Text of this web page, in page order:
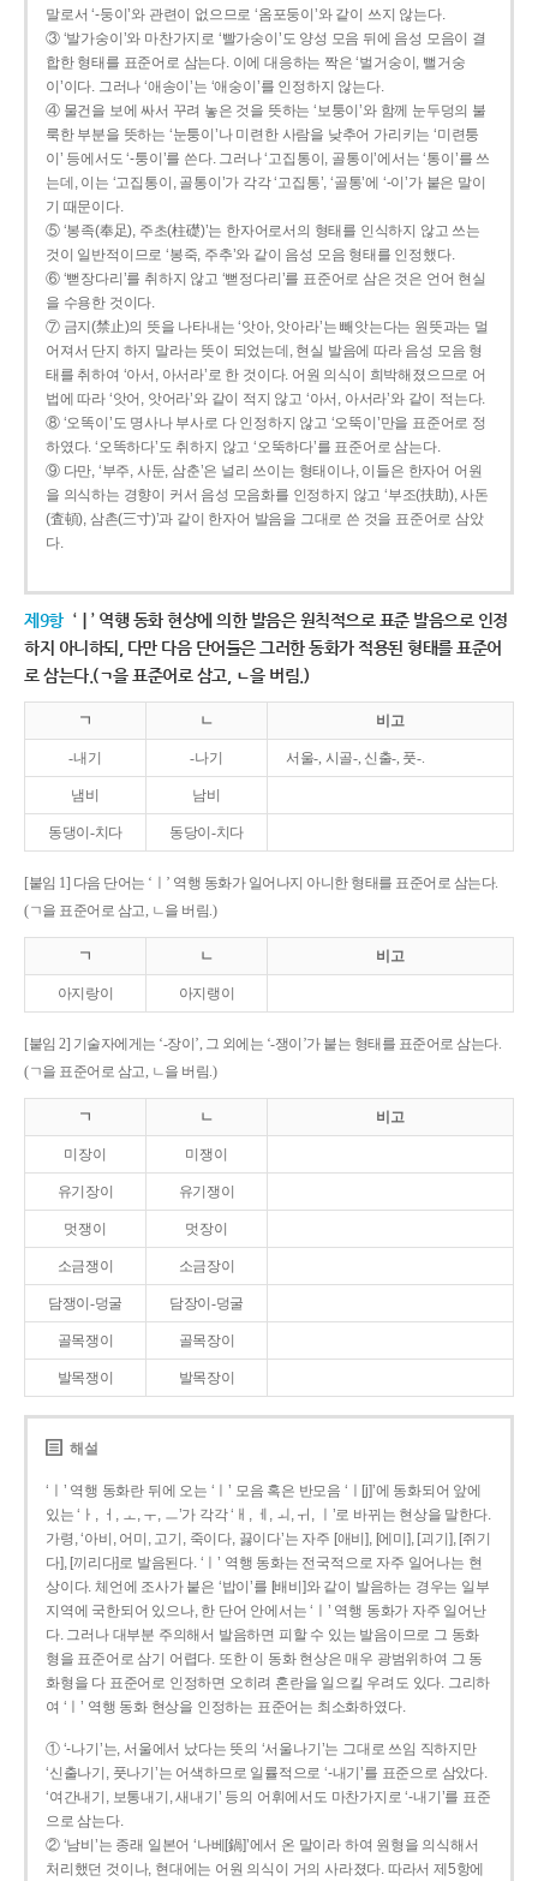
말로서 ‘-둥이’와 관련이 없으므로 ‘옴포둥이’와 같이 쓰지 않는다.
③ ‘발가숭이’와 마찬가지로 ‘빨가숭이’도 양성 모음 뒤에 음성 모음이 결
합한 형태를 표준어로 삼는다. 이에 대응하는 짝은 ‘벌거숭이, 뻘거숭
이’이다. 그러나 ‘애송이’는 ‘애숭이’를 인정하지 않는다.
④ 물건을 보에 싸서 꾸려 놓은 것을 뜻하는 ‘보퉁이’와 함께 눈두덩의 불
룩한 부분을 뜻하는 ‘눈퉁이’나 미련한 사람을 낮추어 가리키는 ‘미련퉁
이’ 등에서도 ‘-퉁이’를 쓴다. 그러나 ‘고집통이, 골통이’에서는 ‘통이’를 쓰
는데, 이는 ‘고집통이, 골통이’가 각각 ‘고집통’, ‘골통’에 ‘-이’가 붙은 말이
기 때문이다.
⑤ ‘봉족(奉足), 주초(柱礎)’는 한자어로서의 형태를 인식하지 않고 쓰는
것이 일반적이므로 ‘봉죽, 주추’와 같이 음성 모음 형태를 인정했다.
⑥ ‘뻗장다리’를 취하지 않고 ‘뻗정다리’를 표준어로 삼은 것은 언어 현실
을 수용한 것이다.
⑦ 금지(禁止)의 뜻을 나타내는 ‘앗아, 앗아라’는 빼앗는다는 원뜻과는 멀
어져서 단지 하지 말라는 뜻이 되었는데, 현실 발음에 따라 음성 모음 형
태를 취하여 ‘아서, 아서라’로 한 것이다. 어원 의식이 희박해졌으므로 어
법에 따라 ‘앗어, 앗어라’와 같이 적지 않고 ‘아서, 아서라’와 같이 적는다.
⑧ ‘오똑이’도 명사나 부사로 다 인정하지 않고 ‘오뚝이’만을 표준어로 정
하였다. ‘오똑하다’도 취하지 않고 ‘오뚝하다’를 표준어로 삼는다.
⑨ 다만, ‘부주, 사둔, 삼춘’은 널리 쓰이는 형태이나, 이들은 한자어 어원
을 의식하는 경향이 커서 음성 모음화를 인정하지 않고 ‘부조(扶助), 사돈
(査頓), 삼촌(三寸)’과 같이 한자어 발음을 그대로 쓴 것을 표준어로 삼았
다.
제9항 ‘ㅣ’ 역행 동화 현상에 의한 발음은 원칙적으로 표준 발음으로 인정
하지 아니하되, 다만 다음 단어들은 그러한 동화가 적용된 형태를 표준어
로 삼는다.(ㄱ을 표준어로 삼고, ㄴ을 버림.)
ㄱ ㄴ 비고
-내기 -나기 서울-, 시골-, 신출-, 풋-.
냄비 남비
동댕이-치다 동당이-치다
[붙임 1] 다음 단어는 ‘ㅣ’ 역행 동화가 일어나지 아니한 형태를 표준어로 삼는다.
(ㄱ을 표준어로 삼고, ㄴ을 버림.)
ㄱ ㄴ 비고
아지랑이 아지랭이
[붙임 2] 기술자에게는 ‘-장이’, 그 외에는 ‘-쟁이’가 붙는 형태를 표준어로 삼는다.
(ㄱ을 표준어로 삼고, ㄴ을 버림.)
ㄱ ㄴ 비고
미장이 미쟁이
유기장이 유기쟁이
멋쟁이 멋장이
소금쟁이 소금장이
담쟁이-덩굴 담장이-덩굴
골목쟁이 골목장이
발목쟁이 발목장이
해설
‘ㅣ’ 역행 동화란 뒤에 오는 ‘ㅣ’ 모음 혹은 반모음 ‘ㅣ[j]’에 동화되어 앞에
있는 ‘ㅏ, ㅓ, ㅗ, ㅜ, ㅡ’가 각각 ‘ㅐ, ㅔ, ㅚ, ㅟ, ㅣ’로 바뀌는 현상을 말한다.
가령, ‘아비, 어미, 고기, 죽이다, 끓이다’는 자주 [애비], [에미], [괴기], [쥐기
다], [끼리다]로 발음된다. ‘ㅣ’ 역행 동화는 전국적으로 자주 일어나는 현
상이다. 체언에 조사가 붙은 ‘밥이’를 [배비]와 같이 발음하는 경우는 일부
지역에 국한되어 있으나, 한 단어 안에서는 ‘ㅣ’ 역행 동화가 자주 일어난
다. 그러나 대부분 주의해서 발음하면 피할 수 있는 발음이므로 그 동화
형을 표준어로 삼기 어렵다. 또한 이 동화 현상은 매우 광범위하여 그 동
화형을 다 표준어로 인정하면 오히려 혼란을 일으킬 우려도 있다. 그리하
여 ‘ㅣ’ 역행 동화 현상을 인정하는 표준어는 최소화하였다.
① ‘-나기’는, 서울에서 났다는 뜻의 ‘서울나기’는 그대로 쓰임 직하지만
‘신출나기, 풋나기’는 어색하므로 일률적으로 ‘-내기’를 표준으로 삼았다.
‘여간내기, 보통내기, 새내기’ 등의 어휘에서도 마찬가지로 ‘-내기’를 표준
으로 삼는다.
② ‘남비’는 종래 일본어 ‘나베[鍋]’에서 온 말이라 하여 원형을 의식해서
처리했던 것이나, 현대에는 어원 의식이 거의 사라졌다. 따라서 제5항에